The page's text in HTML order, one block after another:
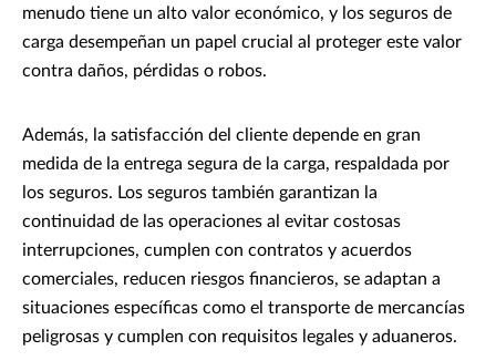
menudo tiene un alto valor económico, y los seguros de
carga desempeñan un papel crucial al proteger este valor
contra daños, pérdidas o robos.
Además, la satisfacción del cliente depende en gran
medida de la entrega segura de la carga, respaldada por
los seguros. Los seguros también garantizan la
continuidad de las operaciones al evitar costosas
interrupciones, cumplen con contratos y acuerdos
comerciales, reducen riesgos financieros, se adaptan a
situaciones específicas como el transporte de mercancías
peligrosas y cumplen con requisitos legales y aduaneros.